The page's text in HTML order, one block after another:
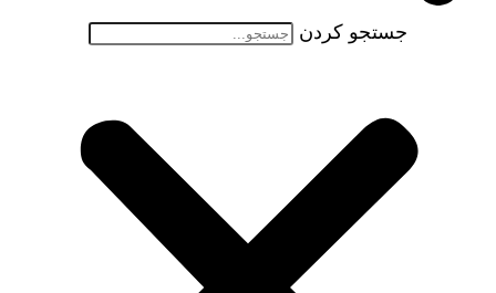
جستجو کردن